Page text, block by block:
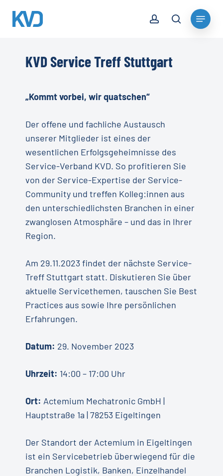
search
Menu
KVD Service Treff Stuttgart
„Kommt vorbei, wir quatschen“
Der offene und fachliche Austausch
unserer Mitglieder ist eines der
wesentlichen Erfolgsgeheimnisse des
Service-Verband KVD. So profitieren Sie
von der Service-Expertise der Service-
Community und treffen Kolleg:innen aus
den unterschiedlichsten Branchen in einer
zwanglosen Atmosphäre – und das in Ihrer
Region.
Am 29.11.2023 findet der nächste Service-
Treff Stuttgart statt. Diskutieren Sie über
aktuelle Servicethemen, tauschen Sie Best
Practices aus sowie Ihre persönlichen
Erfahrungen.
Datum: 29. November 2023
Uhrzeit: 14:00 – 17:00 Uhr
Ort: Actemium Mechatronic GmbH |
Hauptstraße 1a | 78253 Eigeltingen
Der Standort der Actemium in Eigeltingen
ist ein Servicebetrieb überwiegend für die
Branchen Logistik, Banken, Einzelhandel
Close